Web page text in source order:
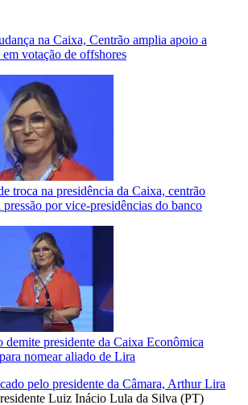
na Caixa, Centrão amplia apoio a
votação de offshores
troca na presidência da Caixa, centrão
pressão por vice-presidências do banco
demite presidente da Caixa Econômica
nomear aliado de Lira
pelo presidente da Câmara, Arthur Lira
Luiz Inácio Lula da Silva (PT)